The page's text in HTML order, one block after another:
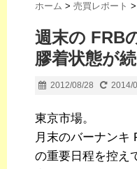
ホーム > 売買レポート >
週末の FRB
膠着状態が続
2012/08/28 2014/
東京市場。
月末のバーナンキ
の重要日程を控え